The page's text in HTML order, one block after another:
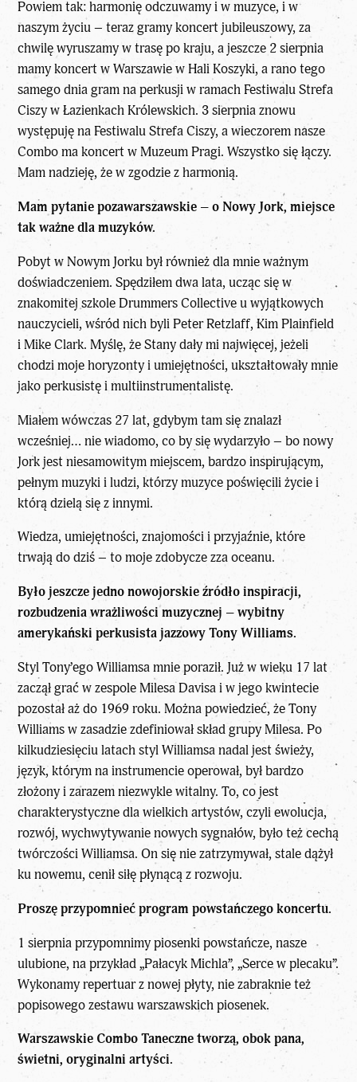
Powiem tak: harmonię odczuwamy i w muzyce, i w
naszym życiu – teraz gramy koncert jubileuszowy, za
chwilę wyruszamy w trasę po kraju, a jeszcze 2 sierpnia
mamy koncert w Warszawie w Hali Koszyki, a rano tego
samego dnia gram na perkusji w ramach Festiwalu Strefa
Ciszy w Łazienkach Królewskich. 3 sierpnia znowu
występuję na Festiwalu Strefa Ciszy, a wieczorem nasze
Combo ma koncert w Muzeum Pragi. Wszystko się łączy.
Mam nadzieję, że w zgodzie z harmonią.
Mam pytanie pozawarszawskie – o Nowy Jork, miejsce
tak ważne dla muzyków.
Pobyt w Nowym Jorku był również dla mnie ważnym
doświadczeniem. Spędziłem dwa lata, ucząc się w
znakomitej szkole Drummers Collective u wyjątkowych
nauczycieli, wśród nich byli Peter Retzlaff, Kim Plainfield
i Mike Clark. Myślę, że Stany dały mi najwięcej, jeżeli
chodzi moje horyzonty i umiejętności, ukształtowały mnie
jako perkusistę i multiinstrumentalistę.
Miałem wówczas 27 lat, gdybym tam się znalazł
wcześniej… nie wiadomo, co by się wydarzyło – bo nowy
Jork jest niesamowitym miejscem, bardzo inspirującym,
pełnym muzyki i ludzi, którzy muzyce poświęcili życie i
którą dzielą się z innymi.
Wiedza, umiejętności, znajomości i przyjaźnie, które
trwają do dziś – to moje zdobycze zza oceanu.
Było jeszcze jedno nowojorskie źródło inspiracji,
rozbudzenia wrażliwości muzycznej – wybitny
amerykański perkusista jazzowy Tony Williams.
Styl Tony’ego Williamsa mnie poraził. Już w wieku 17 lat
zaczął grać w zespole Milesa Davisa i w jego kwintecie
pozostał aż do 1969 roku. Można powiedzieć, że Tony
Williams w zasadzie zdefiniował skład grupy Milesa. Po
kilkudziesięciu latach styl Williamsa nadal jest świeży,
język, którym na instrumencie operował, był bardzo
złożony i zarazem niezwykle witalny. To, co jest
charakterystyczne dla wielkich artystów, czyli ewolucja,
rozwój, wychwytywanie nowych sygnałów, było też cechą
twórczości Williamsa. On się nie zatrzymywał, stale dążył
ku nowemu, cenił siłę płynącą z rozwoju.
Proszę przypomnieć program powstańczego koncertu.
1 sierpnia przypomnimy piosenki powstańcze, nasze
ulubione, na przykład „Pałacyk Michla”, „Serce w plecaku”.
Wykonamy repertuar z nowej płyty, nie zabraknie też
popisowego zestawu warszawskich piosenek.
Warszawskie Combo Taneczne tworzą, obok pana,
świetni, oryginalni artyści.